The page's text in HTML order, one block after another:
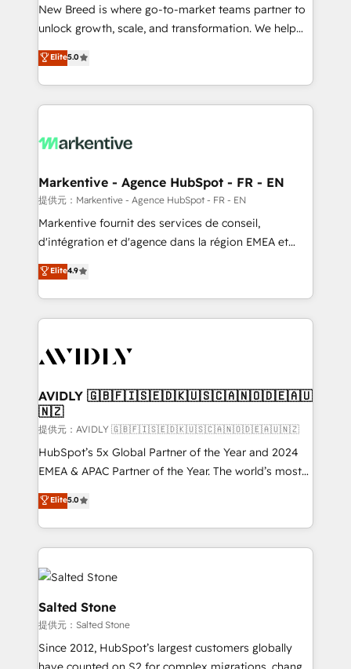
Marketo・Pardot等からの移行、カスタム設計、履歴
データ移行と活用設計まで。 ▸ AEO対応：ChatGPT・
ンツとサイト構造を最適化。 🏆 なぜ100incを選ぶの
か？ ✓ HubSpot Eliteパートナー認定 ✓ HubSpotアワ
ード受賞・HUGリーダー ✓ ISO27001:2022 /
HubSpot大百科 出版 CRM・AI活用に関するご相談、現
せください。
to automate growth. 🏆 Elite Excellence - 8 platform
accreditations and deep HIPAA-compliance
expertise. - A team of 250+ experts dedicated to
your resilient growth.
New Breed is where go-to-market teams partner to
unlock growth, scale, and transformation. We help
companies activate HubSpot’s AI-powered
customer platform and operationalize HubSpot’s
Loop Marketing framework through expert-led
services, smart agents, and purpose-built apps,
results, fast. ⚙️CRM & RevOps: Align all Hubs to your
🎯Demand Gen & ABM: Drive pipeline with inbound,
ABM, AEO, SEO, & paid media. 👩‍💻Web Design:
Build high-performing websites with UX, messaging,
& conversion strategy that drive results. 🤖AI
AI, & maximize AEO with tailored AI services. 🧩
Integrations: Extend HubSpot with custom
Elite5.0
Markentive - Agence HubSpot - FR - EN
提供元：Markentive - Agence HubSpot - FR - EN
Markentive fournit des services de conseil,
d'intégration et d'agence dans la région EMEA et
North America. Avec plus de 115 experts en
marketing automation, Growth, Revops, CRM et
webdesign. Markentive is both a consulting firm, a
digital agency and an integrator. With over 115
CRM and webdesign (We focus on EMEA - USA
Elite4.9
AVIDLY 🇬🇧🇫🇮🇸🇪🇩🇰🇺🇸🇨🇦🇳🇴🇩🇪🇦🇺
🇳🇿
提供元：AVIDLY 🇬🇧🇫🇮🇸🇪🇩🇰🇺🇸🇨🇦🇳🇴🇩🇪🇦🇺🇳🇿
HubSpot’s 5x Global Partner of the Year and 2024
EMEA & APAC Partner of the Year. The world’s most
experienced and fully accredited HubSpot Solutions
Partner. 🚀 With 2,750+ HubSpot projects delivered
and 370+ specialists across EMEA, APAC and NAM,
we de-risk complex CRM programmes and
accelerate ROI across every HubSpot Hub. 🧭 From
multi-region migrations to AI-powered automation,
we turn complexity into clarity, human at global
scale. 🏆 HubSpot’s CEO called us “the partner of the
future.” Others agree it is proof of trust built through
measurable impact.
Elite5.0
Salted Stone
提供元：Salted Stone
Since 2012, HubSpot’s largest customers globally